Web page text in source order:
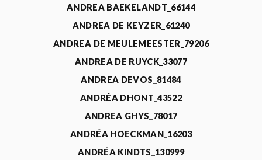
ANDREA BAEKELANDT_66144
ANDREA DE KEYZER_61240
ANDREA DE MEULEMEESTER_79206
ANDREA DE RUYCK_33077
ANDREA DEVOS_81484
ANDRÉA DHONT_43522
ANDREA GHYS_78017
ANDRÉA HOECKMAN_16203
ANDRÉA KINDTS_130999